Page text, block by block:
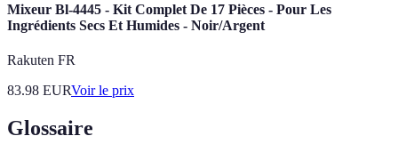
Mixeur Bl-4445 - Kit Complet De 17 Pièces - Pour Les
Ingrédients Secs Et Humides - Noir/Argent
Rakuten FR
83.98 EURVoir le prix
Glossaire